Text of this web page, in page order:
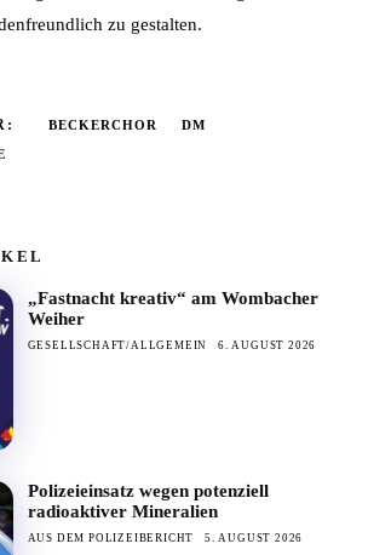
zu gestalten.
BECKERCHOR
DM
„Fastnacht kreativ“ am Wombacher
Weiher
GESELLSCHAFT/ALLGEMEIN 6. AUGUST 2026
Polizeieinsatz wegen potenziell
radioaktiver Mineralien
AUS DEM POLIZEIBERICHT 5. AUGUST 2026